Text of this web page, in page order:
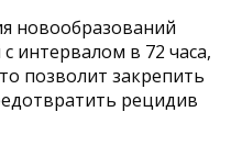
новообразований
интервалом в 72 часа,
позволит закрепить
рецидив